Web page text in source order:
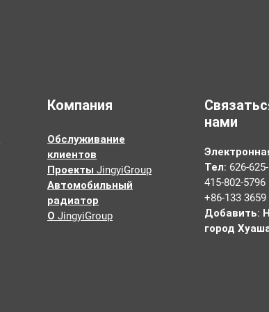
Компания
Обслуживание
клиентов
Проекты JingyiGroup
Автомобильный
радиатор
О JingyiGroup
нами
Тел: 626-
415-802-5796
+86-133 3659
Добавить:
город